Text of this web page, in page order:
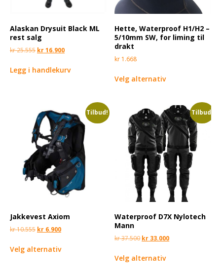
Alaskan Drysuit Black ML
rest salg
kr25.555 kr16.900
Legg i handlekurv
Hette, Waterproof H1/H2 –
5/10mm SW, for liming til
drakt
kr 1.668
Velg alternativ
Tilbud!
Jakkevest Axiom
kr10.555 kr 6.900
Velg alternativ
Tilbud!
Waterproof D7X Nylotech
Mann
kr37.500 kr 33.000
Velg alternativ